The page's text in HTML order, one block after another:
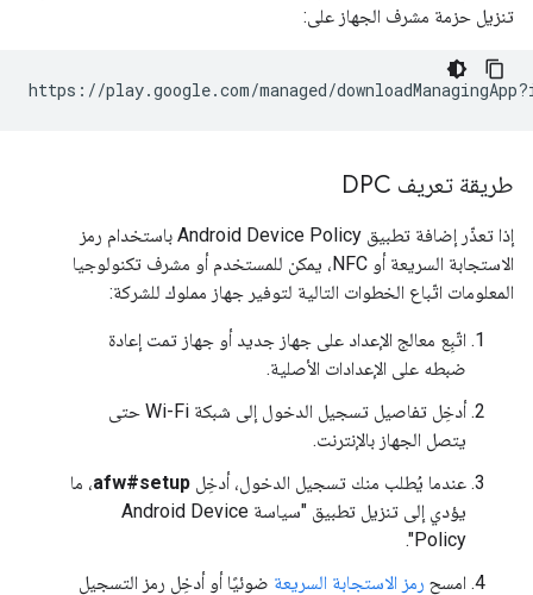
تنزيل حزمة مشرف الجهاز على:
طريقة تعريف DPC
إذا تعذّر إضافة تطبيق Android Device Policy باستخدام رمز
الاستجابة السريعة أو NFC، يمكن للمستخدم أو مشرف تكنولوجيا
المعلومات اتّباع الخطوات التالية لتوفير جهاز مملوك للشركة:
اتّبِع معالج الإعداد على جهاز جديد أو جهاز تمت إعادة
ضبطه على الإعدادات الأصلية.
أدخِل تفاصيل تسجيل الدخول إلى شبكة Wi-Fi حتى
يتصل الجهاز بالإنترنت.
عندما يُطلب منك تسجيل الدخول، أدخِل afw#setup، ما
يؤدي إلى تنزيل تطبيق "سياسة Android Device
Policy".
امسح رمز الاستجابة السريعة ضوئيًا أو أدخِل رمز التسجيل